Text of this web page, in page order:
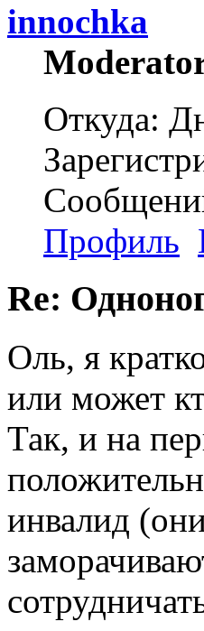
innochka
Откуда:
Профиль
Re:
Оль, я
или может
Так, и на
инвалид